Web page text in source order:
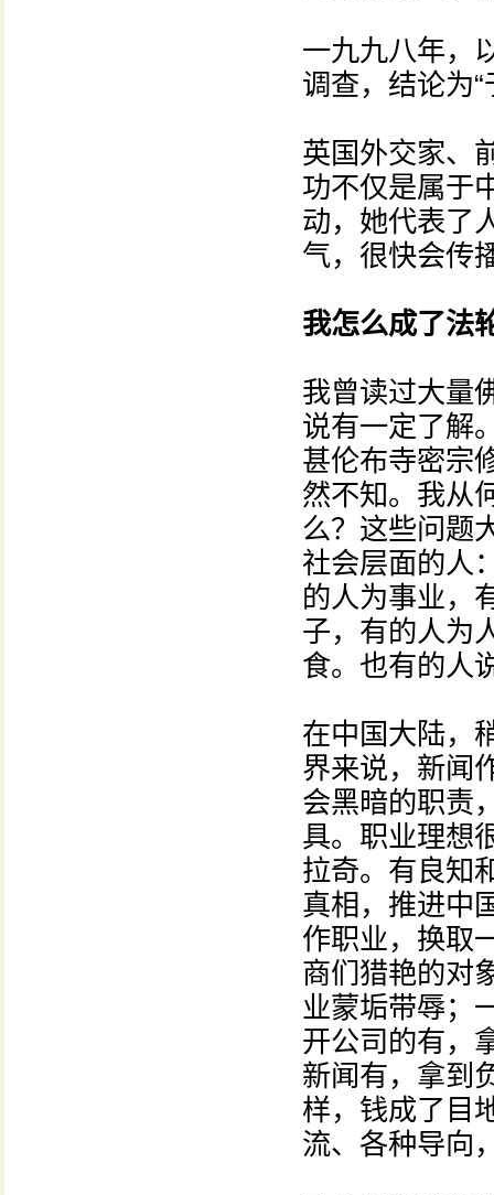
一九九八年，
调查，结论为
英国外交家、
功不仅是属于
动，她代表了
气，很快会传
我怎么成了法
我曾读过大量
说有一定了解
甚伦布寺密宗
然不知。我从
么？这些问题
社会层面的人
的人为事业，
子，有的人为
食。也有的人
在中国大陆，
界来说，新闻
会黑暗的职责
具。职业理想
拉奇。有良知
真相，推进中
作职业，换取
商们猎艳的对
业蒙垢带辱；
开公司的有，
新闻有，拿到
样，钱成了目
流、各种导向